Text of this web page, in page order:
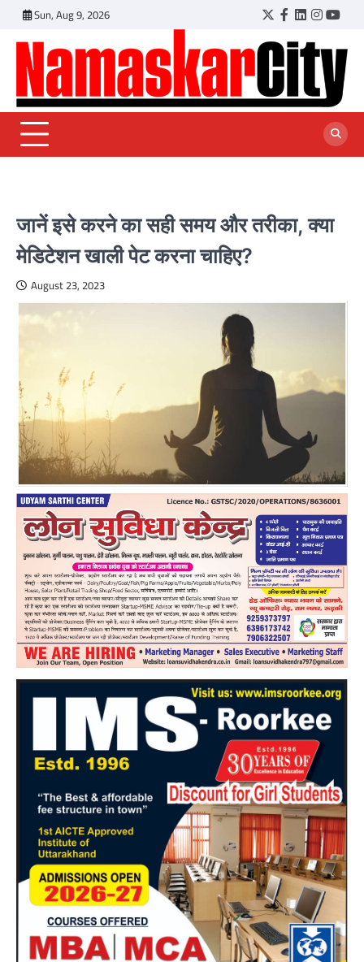
content
Sun, Aug 9, 2026 Twitter
Facebook
LinkedIn
जानें इसे करने का सही समय और तरीका, क्या
मेडिटेशन खाली पेट करना चाहिए?
August 23, 2023